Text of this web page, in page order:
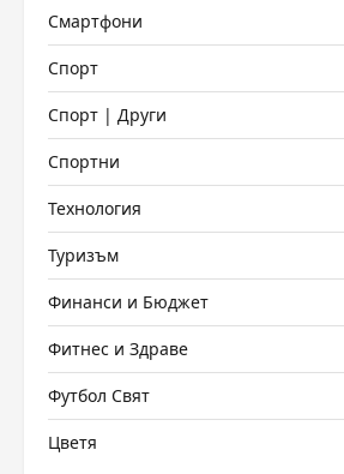
Смартфони
Спорт
Спорт | Други
Спортни
Технология
Туризъм
Финанси и Бюджет
Фитнес и Здраве
Футбол Свят
Цветя